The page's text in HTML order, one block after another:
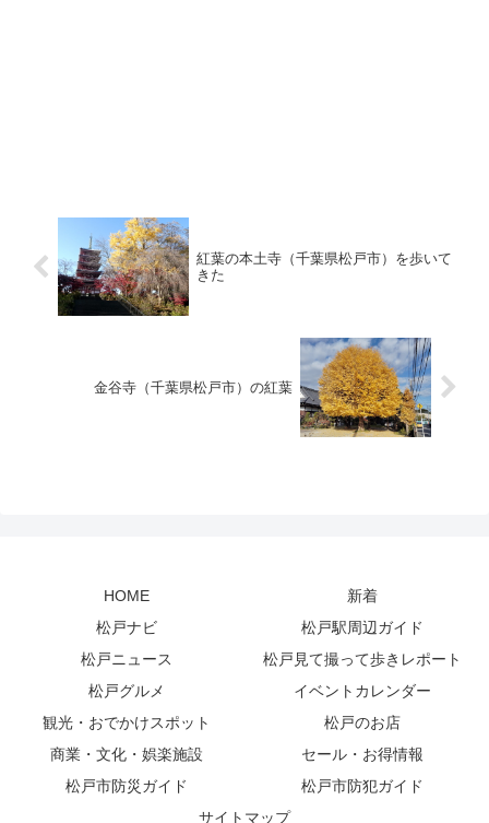
紅葉の本土寺（千葉県松戸市）を歩いて
きた
金谷寺（千葉県松戸市）の紅葉
HOME
新着
松戸ナビ
松戸駅周辺ガイド
松戸ニュース
松戸見て撮って歩きレポート
松戸グルメ
イベントカレンダー
観光・おでかけスポット
松戸のお店
商業・文化・娯楽施設
セール・お得情報
松戸市防災ガイド
松戸市防犯ガイド
サイトマップ